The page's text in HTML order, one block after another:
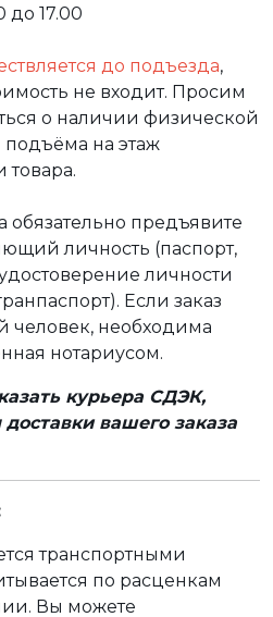
до 17.00
до подъезда,
не входит. Просим
о наличии физической
на этаж
товара.
обязательно предъявите
личность (паспорт,
личности
Если заказ
человек, необходима
нотариусом.
курьера СДЭК,
вашего заказа
транспортными
по расценкам
Вы можете